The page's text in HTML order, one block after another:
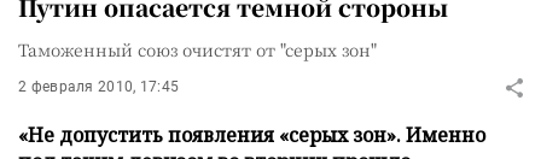
Путин опасается темной стороны
Таможенный союз очистят от "серых зон"
2 февраля 2010, 17:45
«Не допустить появления «серых зон». Именно